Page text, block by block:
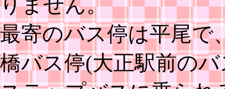
最寄のバス停は平尾で
橋バス停(大正駅前の